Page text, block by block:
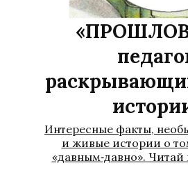
Интересные факты,
и живые истории о
«давным‑давно». Читай